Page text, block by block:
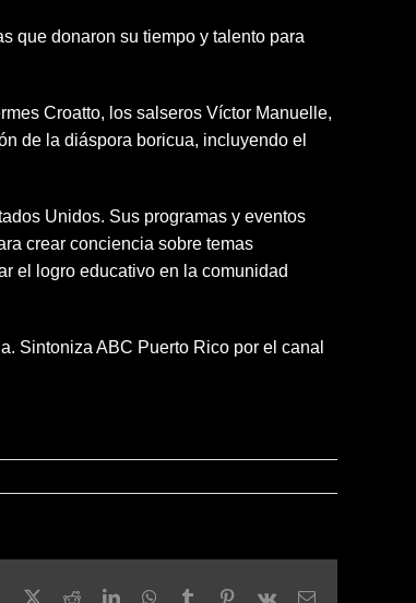
que donaron su tiempo y talento para
Croatto, los salseros Víctor Manuelle,
de la diáspora boricua, incluyendo el
Unidos. Sus programas y eventos
crear conciencia sobre temas
el logro educativo en la comunidad
Sintoniza ABC Puerto Rico por el canal
Facebook RedditLinkedInWhatsApp
Tumblr Pinterest
Vk Email